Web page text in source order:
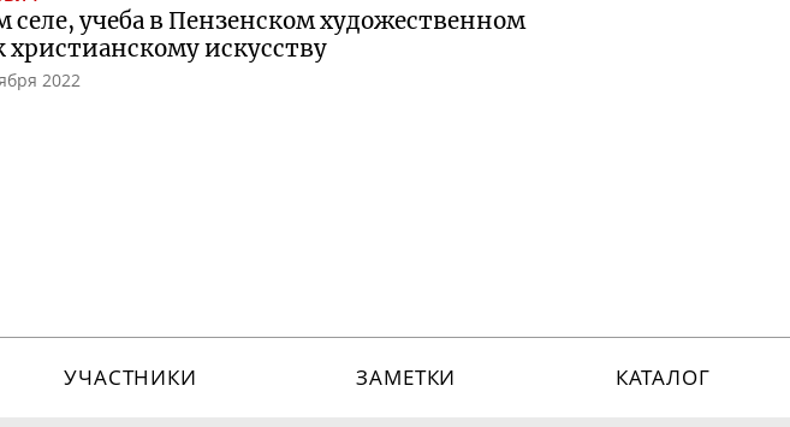
селе, учеба в Пензенском художественном
искусству
2022
УЧАСТНИКИ ЗАМЕТКИ КАТАЛОГ